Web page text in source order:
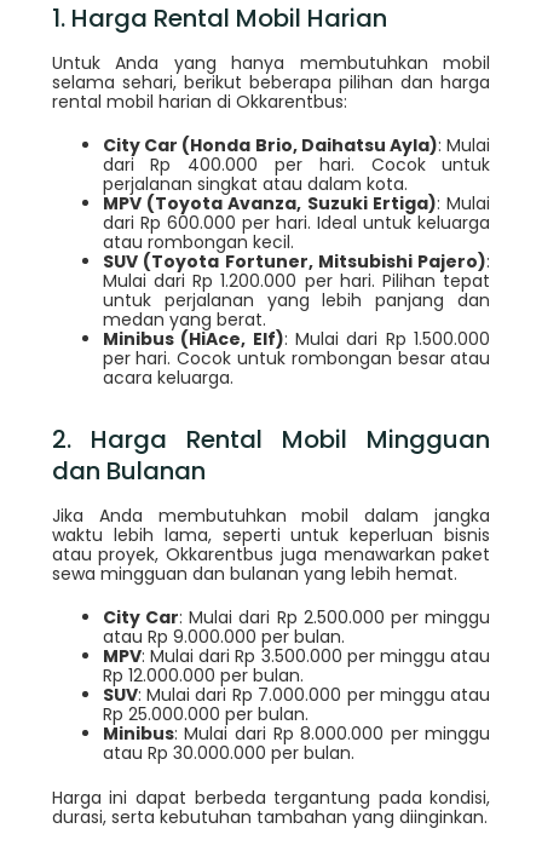
1. Harga Rental Mobil Harian
Untuk Anda yang hanya membutuhkan mobil
selama sehari, berikut beberapa pilihan dan harga
rental mobil harian di Okkarentbus:
City Car (Honda Brio, Daihatsu Ayla): Mulai
dari Rp 400.000 per hari. Cocok untuk
perjalanan singkat atau dalam kota.
MPV (Toyota Avanza, Suzuki Ertiga): Mulai
dari Rp 600.000 per hari. Ideal untuk keluarga
atau rombongan kecil.
SUV (Toyota Fortuner, Mitsubishi Pajero):
Mulai dari Rp 1.200.000 per hari. Pilihan tepat
untuk perjalanan yang lebih panjang dan
medan yang berat.
Minibus (HiAce, Elf): Mulai dari Rp 1.500.000
per hari. Cocok untuk rombongan besar atau
acara keluarga.
2. Harga Rental Mobil Mingguan
dan Bulanan
Jika Anda membutuhkan mobil dalam jangka
waktu lebih lama, seperti untuk keperluan bisnis
atau proyek, Okkarentbus juga menawarkan paket
sewa mingguan dan bulanan yang lebih hemat.
City Car: Mulai dari Rp 2.500.000 per minggu
atau Rp 9.000.000 per bulan.
MPV: Mulai dari Rp 3.500.000 per minggu atau
Rp 12.000.000 per bulan.
SUV: Mulai dari Rp 7.000.000 per minggu atau
Rp 25.000.000 per bulan.
Minibus: Mulai dari Rp 8.000.000 per minggu
atau Rp 30.000.000 per bulan.
Harga ini dapat berbeda tergantung pada kondisi,
durasi, serta kebutuhan tambahan yang diinginkan.